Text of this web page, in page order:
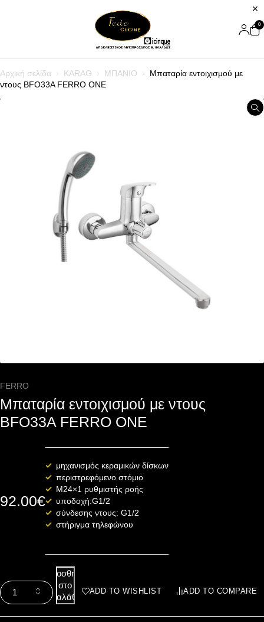
0
Αρχική σελίδα KARAG ΜΠΑΝΙΟ
Μπαταρία εντοιχισμού με
ντους BFO33A FERRO ONE
FERRO
Μπαταρία εντοιχισμού με ντους
BFO33A FERRO ONE
92.00€
μηχανισμός κεραμικών δίσκων
περιστρεφόμενο στόμιο
M24×1 ρυθμιστής ροής
υποδοχή:G1/2
σύνδεσης ντους: G1/2
στήριγμα τηλεφώνου
Προσθήκη
στο
καλάθι
ADD TO WISHLIST ADD TO COMPARE